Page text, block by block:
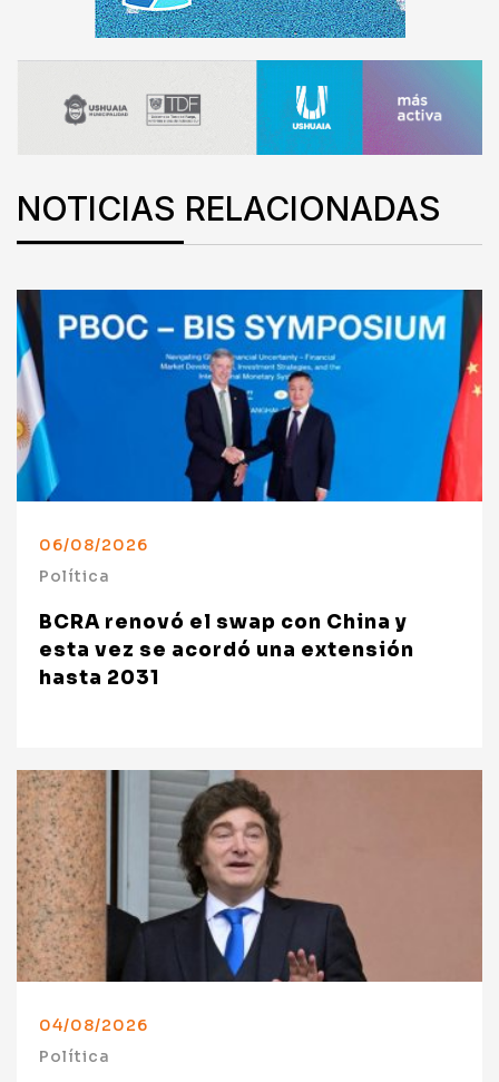
NOTICIAS RELACIONADAS
06/08/2026
Política
BCRA renovó el swap con China y
esta vez se acordó una extensión
hasta 2031
04/08/2026
Política